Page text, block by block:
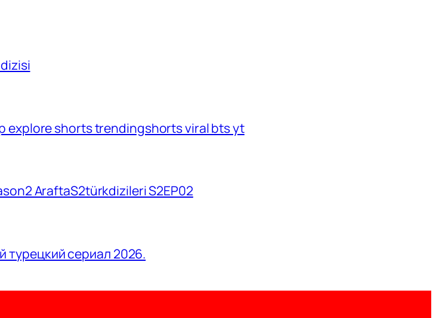
explore shorts trendingshorts viral bts yt
AraftaS2türkdizileri S2EP02
турецкий сериал 2026.